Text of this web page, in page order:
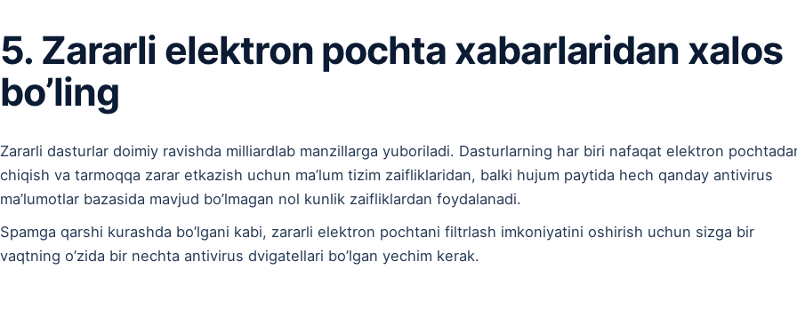
5. Zararli elektron pochta xabarlaridan xalos
bo’ling
Zararli dasturlar doimiy ravishda milliardlab manzillarga yuboriladi. Dasturlarning har biri nafaqat elektron
chiqish va tarmoqqa zarar etkazish uchun ma’lum tizim zaifliklaridan, balki hujum paytida hech qanday antivirus
ma’lumotlar bazasida mavjud bo’lmagan nol kunlik zaifliklardan foydalanadi.
Spamga qarshi kurashda bo’lgani kabi, zararli elektron pochtani filtrlash imkoniyatini oshirish uchun sizga bir
vaqtning o’zida bir nechta antivirus dvigatellari bo’lgan yechim kerak.